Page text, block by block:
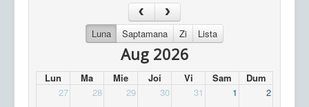
Luna Saptamana Zi Lista
Aug 2026
Lun Ma Mie Joi Vi Sam
Dum
27
28 29 30 31 1 2